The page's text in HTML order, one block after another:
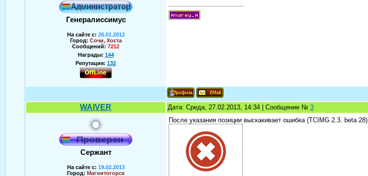
Генералиссимус
На сайте с: 26.01.2012
Город: Сочи, Хоста
Сообщений: 7212
Награды: 144
Репутация: 132
WAIVER Дата: Среда, 27.02.2013, 14:34 | Сообщение № 3
Сержант
На сайте с: 19.02.2013
Город: Магнитогорск
После указания позиции выскакивает ошибка (TCIMG 2.3. beta 28)